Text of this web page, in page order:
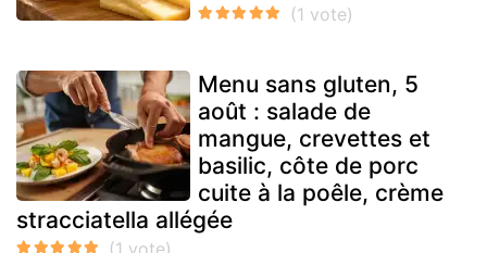
Menu sans gluten, 5
août : salade de
mangue, crevettes et
basilic, côte de porc
cuite à la poêle, crème
stracciatella allégée